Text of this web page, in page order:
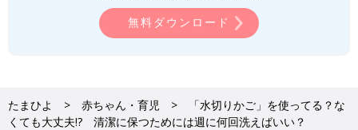
無料ダウンロード
たまひよ 赤ちゃん・育児
「水切りかご」を使ってる？な
くても大丈夫!? 清潔に保つためには週に何回洗えばいい？